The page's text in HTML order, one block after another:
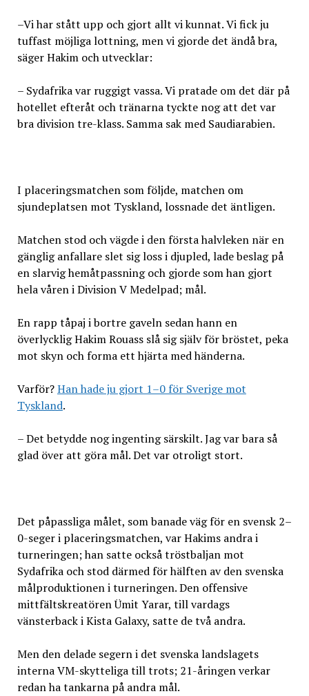
–Vi har stått upp och gjort allt vi kunnat. Vi fick ju
tuffast möjliga lottning, men vi gjorde det ändå bra,
säger Hakim och utvecklar:
– Sydafrika var ruggigt vassa. Vi pratade om det där på
hotellet efteråt och tränarna tyckte nog att det var
bra division tre-klass. Samma sak med Saudiarabien.
I placeringsmatchen som följde, matchen om
sjundeplatsen mot Tyskland, lossnade det äntligen.
Matchen stod och vägde i den första halvleken när en
gänglig anfallare slet sig loss i djupled, lade beslag på
en slarvig hemåtpassning och gjorde som han gjort
hela våren i Division V Medelpad; mål.
En rapp tåpaj i bortre gaveln sedan hann en
överlycklig Hakim Rouass slå sig själv för bröstet, peka
mot skyn och forma ett hjärta med händerna.
Varför?Han hade ju gjort 1–0 för Sverige mot
Tyskland.
– Det betydde nog ingenting särskilt. Jag var bara så
glad över att göra mål. Det var otroligt stort.
Det påpassliga målet, som banade väg för en svensk 2–
0-seger i placeringsmatchen, var Hakims andra i
turneringen; han satte också tröstbaljan mot
Sydafrika och stod därmed för hälften av den svenska
målproduktionen i turneringen. Den offensive
mittfältskreatören Ümit Yarar, till vardags
vänsterback i Kista Galaxy, satte de två andra.
Men den delade segern i det svenska landslagets
interna VM-skytteliga till trots; 21-åringen verkar
redan ha tankarna på andra mål.